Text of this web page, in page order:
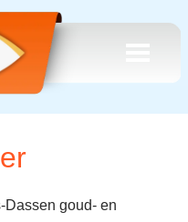
Dassen goud- en